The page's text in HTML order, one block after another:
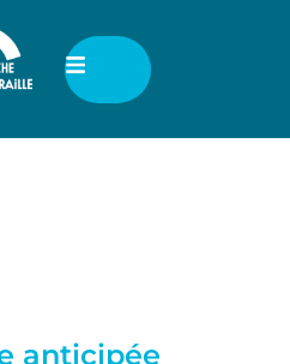
anticipée